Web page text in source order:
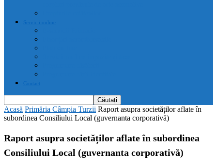
Servicii online
Contact
Acasă Primăria Câmpia Turzii Raport asupra societăților aflate în
subordinea Consiliului Local (guvernanta corporativă)
Raport asupra societăților aflate în subordinea
Consiliului Local (guvernanta corporativă)